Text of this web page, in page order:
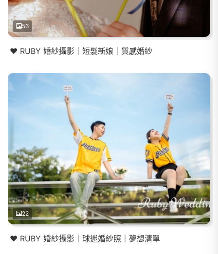
56
❤️ RUBY 婚紗攝影｜短髮新娘｜質感婚紗
22
❤️ RUBY 婚紗攝影｜球迷婚紗照｜夢想清單